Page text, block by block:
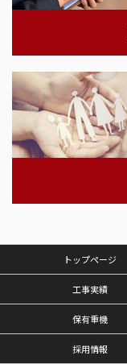
トップページ
工事実績
保有重機
採用情報